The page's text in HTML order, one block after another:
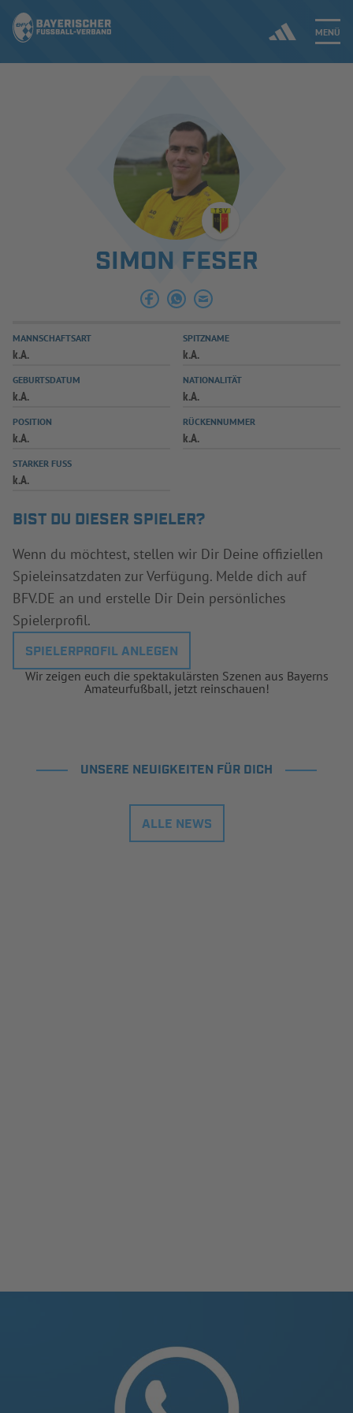
MENÜ
ERGEBNISSE & WETTBEWERBE
SPIELBETRIEB & VERBANDSLEBEN
AUSBILDUNG & FÖRDERUNG
SPIELPLUS
SIMON FESER
MANNSCHAFTSART
k.A.
SPITZNAME
k.A.
GEBURTSDATUM
k.A.
NATIONALITÄT
k.A.
POSITION
k.A.
RÜCKENNUMMER
k.A.
STARKER FUSS
k.A.
BIST DU DIESER SPIELER?
Wenn du möchtest, stellen wir Dir Deine offiziellen
Spieleinsatzdaten zur Verfügung. Melde dich auf
BFV.DE an und erstelle Dir Dein persönliches
Spielerprofil.
SPIELERPROFIL ANLEGEN
Wir zeigen euch die spektakulärsten Szenen aus Bayerns
Amateurfußball, jetzt reinschauen!
UNSERE NEUIGKEITEN FÜR DICH
ALLE NEWS